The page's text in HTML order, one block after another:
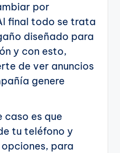
por
final todo se trata
diseñado para
y con esto,
de ver anuncios
genere
caso es que
tu teléfono y
para